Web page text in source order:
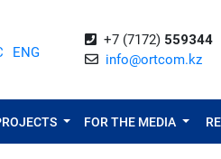
ENG
+7 (7172) 559344
info@ortcom.kz
FOR THE MEDIA